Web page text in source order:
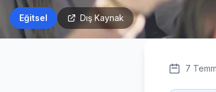
Eğitsel Dış Kaynak
7